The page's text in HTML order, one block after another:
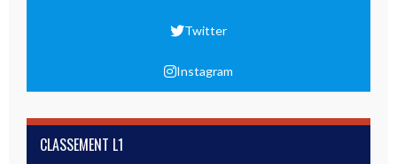
Twitter
Instagram
CLASSEMENT L1